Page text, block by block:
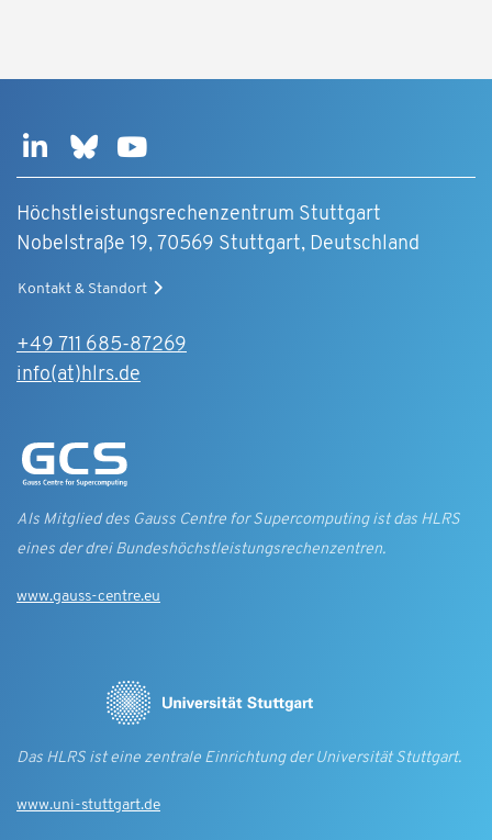
Höchstleistungsrechenzentrum Stuttgart
Nobelstraße 19, 70569 Stuttgart, Deutschland
Kontakt & Standort
+49 711 685-87269
info(at)hlrs.de
Als Mitglied des Gauss Centre for Supercomputing ist das HLRS
eines der drei Bundes­höchst­leistungs­rechen­zentren.
www.gauss-centre.eu
Das HLRS ist eine zentrale Einrichtung der Universität Stuttgart.
www.uni-stuttgart.de